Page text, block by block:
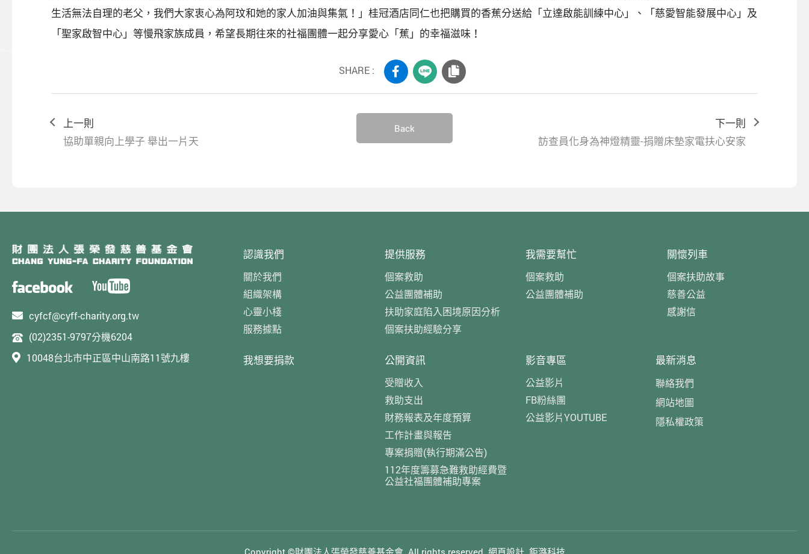
生活無法自理的老父，我們大家衷心為阿玟和她的家人加油與集氣！」桂冠酒店同仁也把購買的香蕉分送給「立達啟能訓練中心」、「慈愛智能發展中心」及
「聖家啟智中心」等慢飛家族成員，希望長期往來的社福團體一起分享愛心「蕉」的幸福滋味！
SHARE :
上一則
協助單親向上學子 舉出一片天
Back
下一則
訪查員化身為神燈精靈-捐贈床墊家電扶心安家
cyfcf@cyff-charity.org.tw
(02)2351-9797分機6204
10048台北市中正區中山南路11號九樓
認識我們
關於我們
組織架構
心靈小棧
服務據點
提供服務
個案救助
公益團體補助
扶助家庭陷入困境原因分析
個案扶助經驗分享
我需要幫忙
個案救助
公益團體補助
關懷列車
個案扶助故事
慈善公益
感謝信
我想要捐款 公開資訊
受贈收入
救助支出
財務報表及年度預算
工作計畫與報告
專案捐贈(執行期滿公告)
112年度籌募急難救助經費暨
公益社福團體補助專案
影音專區
公益影片
FB粉絲團
公益影片YOUTUBE
最新消息
聯絡我們
網站地圖
隱私權政策
Copyright ©財團法人張榮發慈善基金會. All rights reserved. 網頁設計鉅潞科技